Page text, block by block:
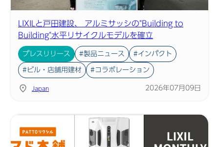
LIXILと戸田建設、 アルミサッシの"Building to
Building"水平リサイクルモデルを確立
プレスリリース #製品ニュース #インパクト
#ビル・店舗用建材 #コラボレーション
Japan 2026年07月09日